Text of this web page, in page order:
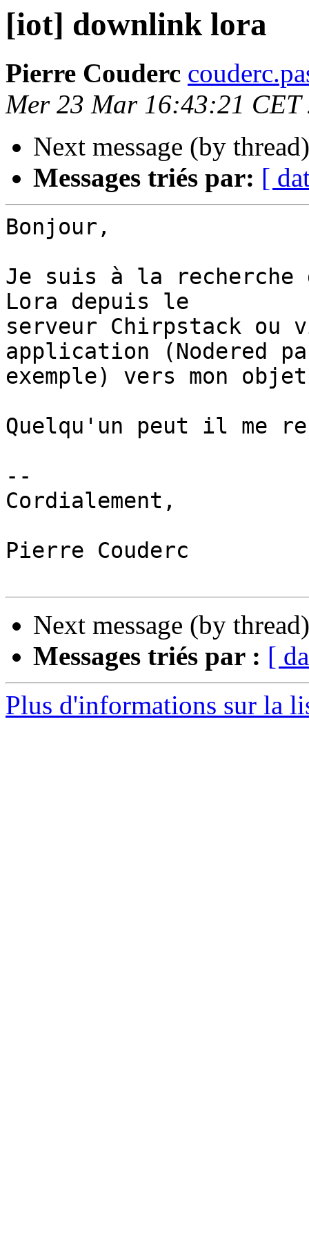
[iot] downlink lora
Pierre Couderc
Mer 23 Mar 16:43:21 CET
Next message (by
Messages triés par: [
Bonjour,
Je suis à la recherche
Lora depuis le
serveur Chirpstack ou
application (Nodered
exemple) vers mon
Quelqu'un peut il me
--
Cordialement,
Pierre Couderc
Next message (by
Messages triés par : [
Plus d'informations sur la